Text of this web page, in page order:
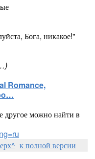
Бога, никакое!"
Romance,
другое можно найти в
к полной версии